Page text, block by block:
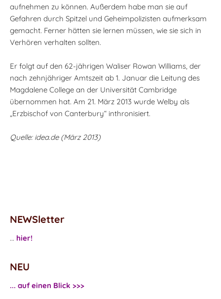
aufnehmen zu können. Außerdem habe man sie auf
Gefahren durch Spitzel und Geheimpolizisten aufmerksam
gemacht. Ferner hätten sie lernen müssen, wie sie sich in
Verhören verhalten sollten.
Er folgt auf den 62-jährigen Waliser Rowan Williams, der
nach zehnjähriger Amtszeit ab 1. Januar die Leitung des
Magdalene College an der Universität Cambridge
übernommen hat. Am 21. März 2013 wurde Welby als
„Erzbischof von Canterbury“ inthronisiert.
Quelle: idea.de (März 2013)
NEWSletter
... hier!
NEU
... auf einen Blick >>>